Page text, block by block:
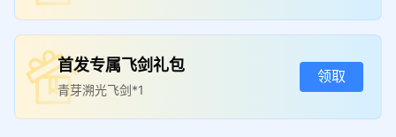
首发专属飞剑礼包
青芽溯光飞剑*1
领取